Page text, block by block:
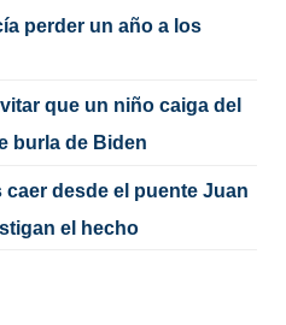
perder un año a los
que un niño caiga del
burla de Biden
caer desde el puente Juan
el hecho